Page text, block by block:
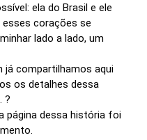
ela do Brasil e ele
esses corações se
lado a lado, um
já compartilhamos aqui
os detalhes dessa
?
página dessa história foi